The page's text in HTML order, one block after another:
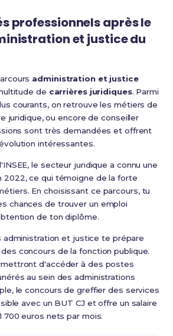
professionnels après le
et justice du
administration et justice
de carrières juridiques. Parmi
courants, on retrouve les métiers de
juridique, ou encore de conseiller
sont très demandées et offrent
intéressantes.
le secteur juridique a connu une
2022, ce qui témoigne de la forte
En choisissant ce parcours, tu
chances de trouver un emploi
de ton diplôme.
administration et justice te prépare
concours de la fonction publique.
d'accéder à des postes
au sein des administrations
le concours de greffier des services
avec un BUT CJ et offre un salaire
700 euros nets par mois.